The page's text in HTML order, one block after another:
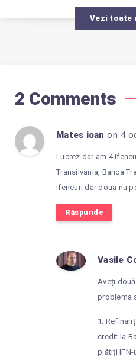
Vezi toate
2 Comments
Mates ioan on 4
Lucrez dar am 4
Transilvania, Banca
ifeneuri dar doua nu
Răspunde
Vasile
Aveți
problema
1.
credit la
plătiți